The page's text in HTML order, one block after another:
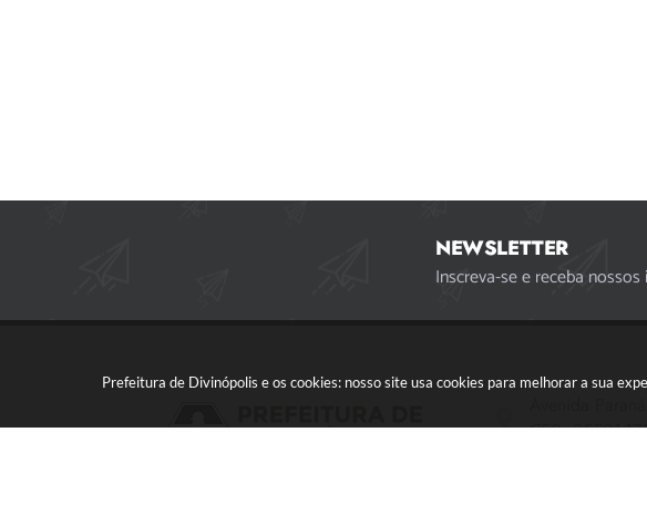
Prefeitura de Divinópolis e os cookies: nosso site usa cookies para melhorar a sua
NEWSLETTER
Inscreva-se e receba
CEP: 35501-